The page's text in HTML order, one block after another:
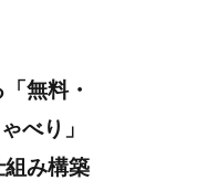
無料・
べり」
み構築